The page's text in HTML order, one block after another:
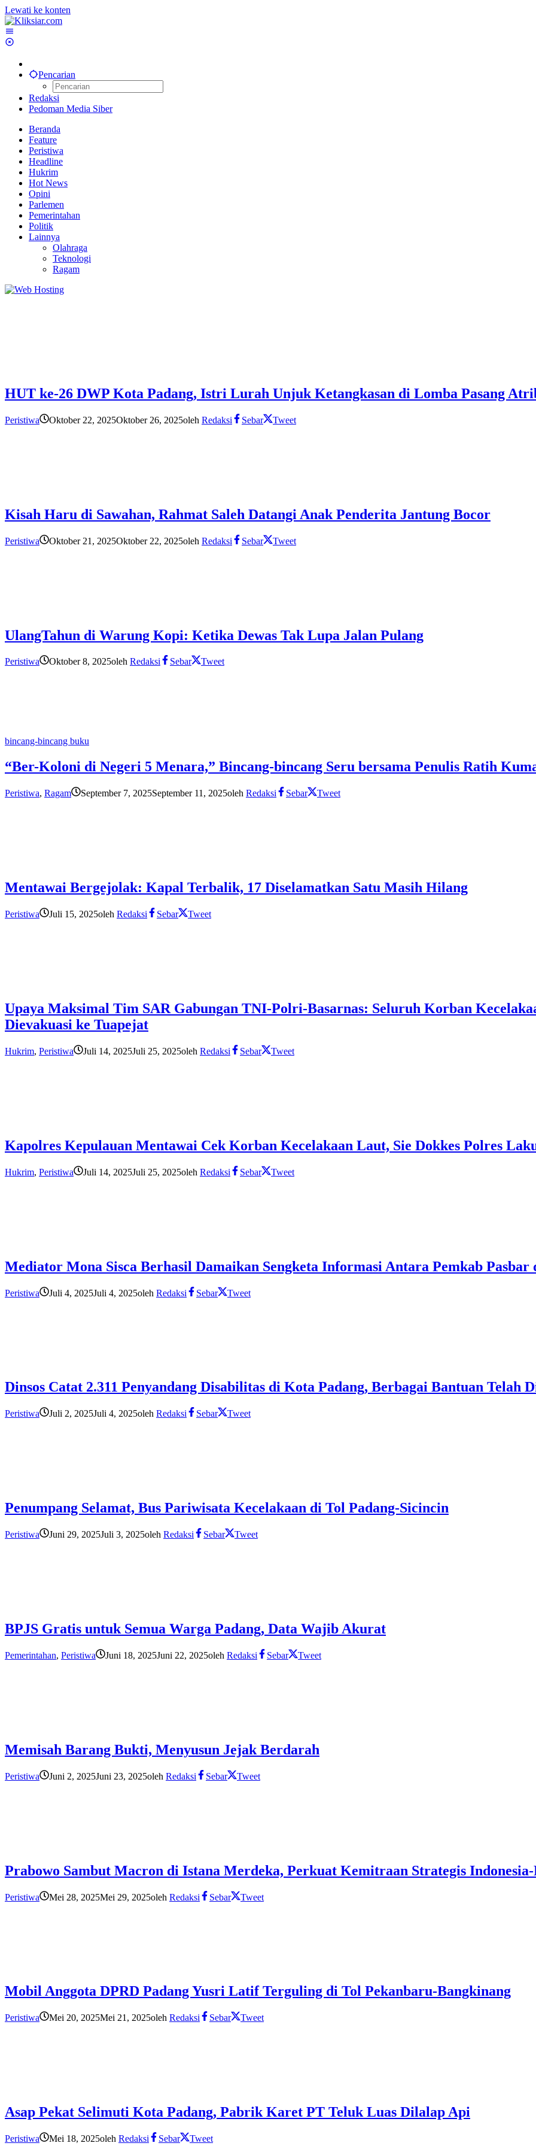
Lewati ke konten
Pencarian
Redaksi
Pedoman Media Siber
Beranda
Feature
Peristiwa
Headline
Hukrim
Hot News
Opini
Parlemen
Pemerintahan
Politik
Lainnya
Olahraga
Teknologi
Ragam
HUT ke-26 DWP Kota Padang, Istri Lurah Unjuk Ketangkasan di Lomba Pasang
Peristiwa Oktober 22, 2025Oktober 26, 2025oleh Redaksi Sebar Tweet
Kisah Haru di Sawahan, Rahmat Saleh Datangi Anak Penderita Jantung Bocor
Peristiwa Oktober 21, 2025Oktober 22, 2025oleh Redaksi Sebar Tweet
UlangTahun di Warung Kopi: Ketika Dewas Tak Lupa Jalan Pulang
Peristiwa Oktober 8, 2025oleh Redaksi Sebar Tweet
bincang-bincang buku
“Ber-Koloni di Negeri 5 Menara,” Bincang-bincang Seru bersama Penulis Ratih
Peristiwa, Ragam September 7, 2025September 11, 2025oleh Redaksi Sebar Tweet
Mentawai Bergejolak: Kapal Terbalik, 17 Diselamatkan Satu Masih Hilang
Peristiwa Juli 15, 2025oleh Redaksi Sebar Tweet
Upaya Maksimal Tim SAR Gabungan TNI-Polri-Basarnas: Seluruh Korban
Dievakuasi ke Tuapejat
Hukrim, Peristiwa Juli 14, 2025Juli 25, 2025oleh Redaksi Sebar Tweet
Kapolres Kepulauan Mentawai Cek Korban Kecelakaan Laut, Sie Dokkes Polres
Hukrim, Peristiwa Juli 14, 2025Juli 25, 2025oleh Redaksi Sebar Tweet
Mediator Mona Sisca Berhasil Damaikan Sengketa Informasi Antara Pemkab Pasbar
Peristiwa Juli 4, 2025Juli 4, 2025oleh Redaksi Sebar Tweet
Dinsos Catat 2.311 Penyandang Disabilitas di Kota Padang, Berbagai Bantuan Telah
Peristiwa Juli 2, 2025Juli 4, 2025oleh Redaksi Sebar Tweet
Penumpang Selamat, Bus Pariwisata Kecelakaan di Tol Padang-Sicincin
Peristiwa Juni 29, 2025Juli 3, 2025oleh Redaksi Sebar Tweet
BPJS Gratis untuk Semua Warga Padang, Data Wajib Akurat
Pemerintahan, Peristiwa Juni 18, 2025Juni 22, 2025oleh Redaksi Sebar Tweet
Memisah Barang Bukti, Menyusun Jejak Berdarah
Peristiwa Juni 2, 2025Juni 23, 2025oleh Redaksi Sebar Tweet
Prabowo Sambut Macron di Istana Merdeka, Perkuat Kemitraan Strategis
Peristiwa Mei 28, 2025Mei 29, 2025oleh Redaksi Sebar Tweet
Mobil Anggota DPRD Padang Yusri Latif Terguling di Tol Pekanbaru-Bangkinang
Peristiwa Mei 20, 2025Mei 21, 2025oleh Redaksi Sebar Tweet
Asap Pekat Selimuti Kota Padang, Pabrik Karet PT Teluk Luas Dilalap Api
Peristiwa Mei 18, 2025oleh Redaksi Sebar Tweet